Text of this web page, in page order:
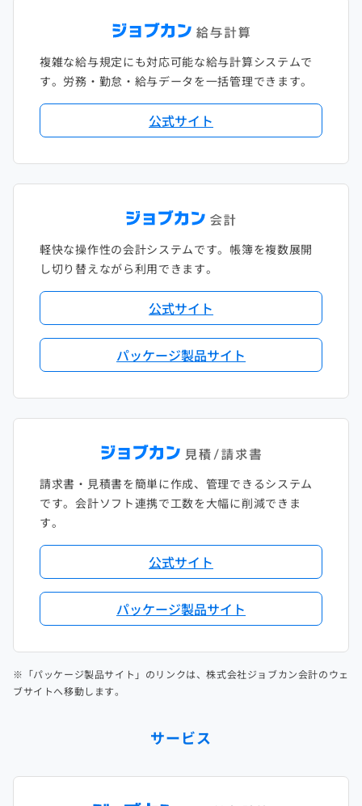
複雑な給与規定にも対応可能な給与計算システムで
す。労務・勤怠・給与データを一括管理できます。
公式サイト
軽快な操作性の会計システムです。帳簿を複数展開
し切り替えながら利用できます。
公式サイト
パッケージ製品サイト
請求書・見積書を簡単に作成、管理できるシステム
です。会計ソフト連携で工数を大幅に削減できま
す。
公式サイト
パッケージ製品サイト
※「パッケージ製品サイト」のリンクは、株式会社ジョブカン会計のウェ
ブサイトへ移動します。
サービス